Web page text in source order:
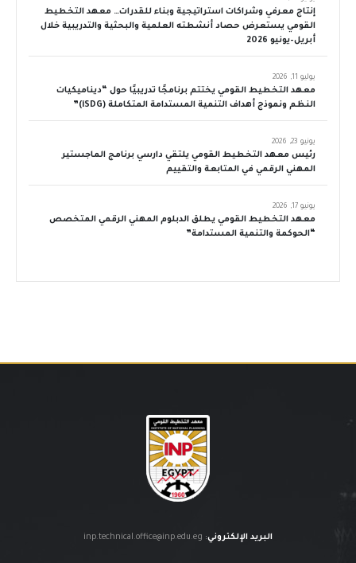
إنتاج معرفي وشراكات استراتيجية وبناء للقدرات… معهد التخطيط
القومي يستعرض حصاد أنشطته العلمية والبحثية والتدريبية خلال
أبريل–يونيو 2026
معهد التخطيط القومي يختتم برنامجًا تدريبيًا حول “ديناميكيات
النظم ونموذج أهداف التنمية المستدامة المتكاملة (iSDG)”
يوليو 11, 2026
رئيس معهد التخطيط القومي يلتقي دارسي برنامج الماجستير
المهني الرقمي في المتابعة والتقييم
يونيو 23, 2026
معهد التخطيط القومي يطلق الدبلوم المهني الرقمي المتخصص
“الحوكمة والتنمية المستدامة”
يونيو 17, 2026
البريد الإلكتروني:
inp.technical.office@inp.edu.eg